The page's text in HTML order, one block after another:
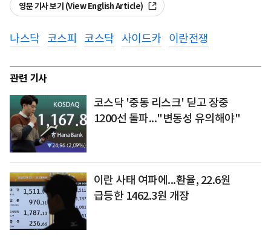
영문 기사 보기 (View English Article)
나스닥 코스피 코스닥 사이드카 이란전쟁
관련 기사
코스닥 '중동 리스크' 딛고 장중
1200선 돌파..."변동성 유의해야"
이란 사태 여파에...환율, 22.6원
급등한 1462.3원 개장